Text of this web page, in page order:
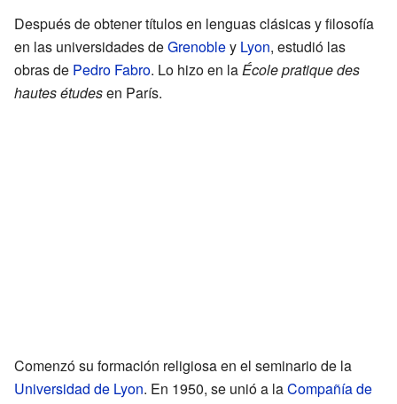
Después de obtener títulos en lenguas clásicas y filosofía
en las universidades deGrenobley Lyon, estudió las
obras de Pedro Fabro. Lo hizo en laÉcole pratique des
hautes étudesen París.
Comenzó su formación religiosa en el seminario de la
Universidad de Lyon. En 1950, se unió a laCompañía de